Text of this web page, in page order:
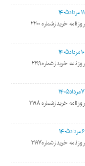
۱۱مرداد۱۴۰۵
روزنامه خریدارشماره ۲۲۰۰
۱۰مرداد۱۴۰۵
روزنامه خریدارشماره۲۱۹۹
۷مرداد۱۴۰۵
روزنامه خریدارشماره ۲۱۹۸
۶مرداد۱۴۰۵
روزنامه خریدارشماره۲۱۹۷